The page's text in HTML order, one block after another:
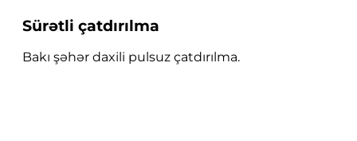
Sürətli çatdırılma
Bakı şəhər daxili pulsuz çatdırılma.